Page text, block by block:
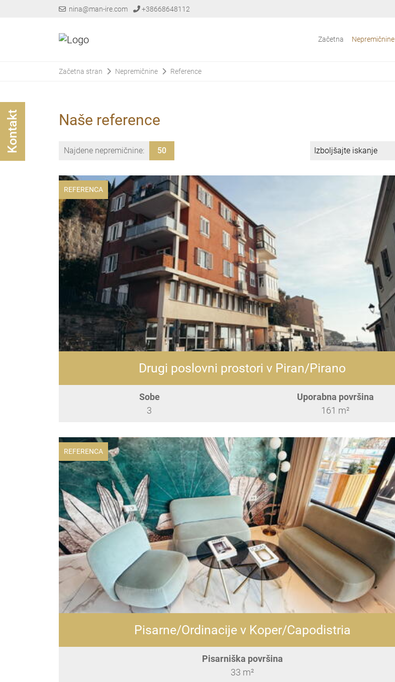
nina@man-ire.com +38668648112
Začetna Nepremičnine
Začetna stran Nepremičnine Reference
Naše reference
Najdene nepremičnine: 50
REFERENCA
Drugi poslovni prostori v Piran/Pirano
Sobe
3
Uporabna površina
161 m²
REFERENCA
Pisarne/Ordinacije v Koper/Capodistria
Pisarniška površina
33 m²
Kontakt